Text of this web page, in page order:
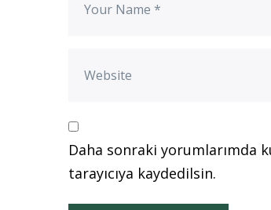
Daha sonraki yorumlarımda
tarayıcıya kaydedilsin.